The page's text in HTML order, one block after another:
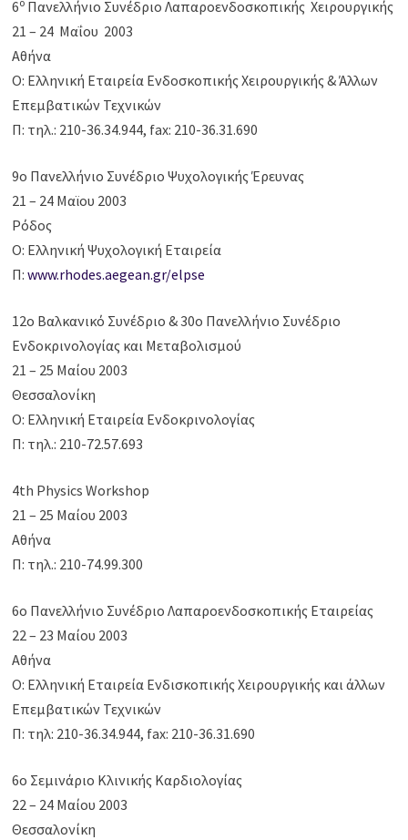
6 Πανελλήνιο Συνέδριο Λαπαροενδοσκοπικής Χειρουργικής
21 – 24 Μαΐου 2003
Αθήνα
Ο: Ελληνική Εταιρεία Ενδοσκοπικής Χειρουργικής & Άλλων
Επεμβατικών Τεχνικών
Π: τηλ.: 210-36.34.944, fax: 210-36.31.690
9ο Πανελλήνιο Συνέδριο Ψυχολογικής Έρευνας
21 – 24 Μαϊου 2003
Ρόδος
Ο: Ελληνική Ψυχολογική Εταιρεία
Π:www.rhodes.aegean.gr/elpse
12ο Βαλκανικό Συνέδριο & 30ο Πανελλήνιο Συνέδριο
Ενδοκρινολογίας και Μεταβολισμού
21 – 25 Μαίου 2003
Θεσσαλονίκη
Ο: Ελληνική Εταιρεία Ενδοκρινολογίας
Π: τηλ.: 210-72.57.693
4th Physics Workshop
21 – 25 Μαίου 2003
Αθήνα
Π: τηλ.: 210-74.99.300
6ο Πανελλήνιο Συνέδριο Λαπαροενδοσκοπικής Εταιρείας
22 – 23 Μαίου 2003
Αθήνα
Ο: Ελληνική Εταιρεία Ενδισκοπικής Χειρουργικής και άλλων
Επεμβατικών Τεχνικών
Π: τηλ: 210-36.34.944, fax: 210-36.31.690
6ο Σεμινάριο Κλινικής Καρδιολογίας
22 – 24 Μαίου 2003
Θεσσαλονίκη